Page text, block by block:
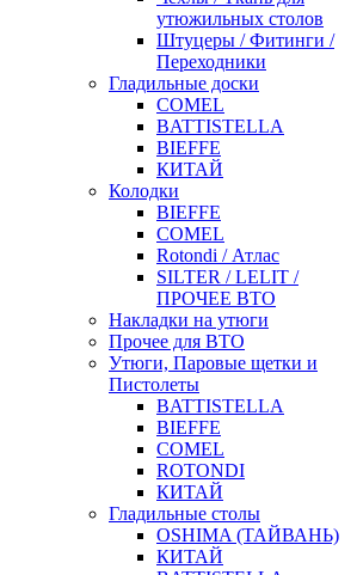
утюжильных столов
Штуцеры / Фитинги /
Переходники
Гладильные доски
COMEL
BATTISTELLA
BIEFFE
КИТАЙ
Колодки
BIEFFE
COMEL
Rotondi / Атлас
SILTER / LELIT /
ПРОЧЕЕ ВТО
Накладки на утюги
Прочее для ВТО
Утюги, Паровые щетки и
Пистолеты
BATTISTELLA
BIEFFE
COMEL
ROTONDI
КИТАЙ
Гладильные столы
OSHIMA (ТАЙВАНЬ)
КИТАЙ